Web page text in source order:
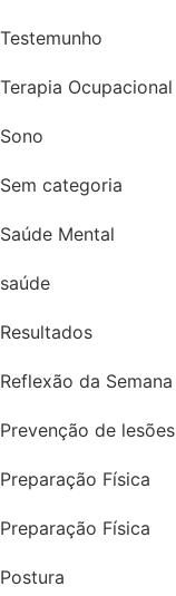
Testemunho
Terapia Ocupacional
Sono
Sem categoria
Saúde Mental
saúde
Resultados
Reflexão da Semana
Prevenção de lesões
Preparação Física
Preparação Física
Postura